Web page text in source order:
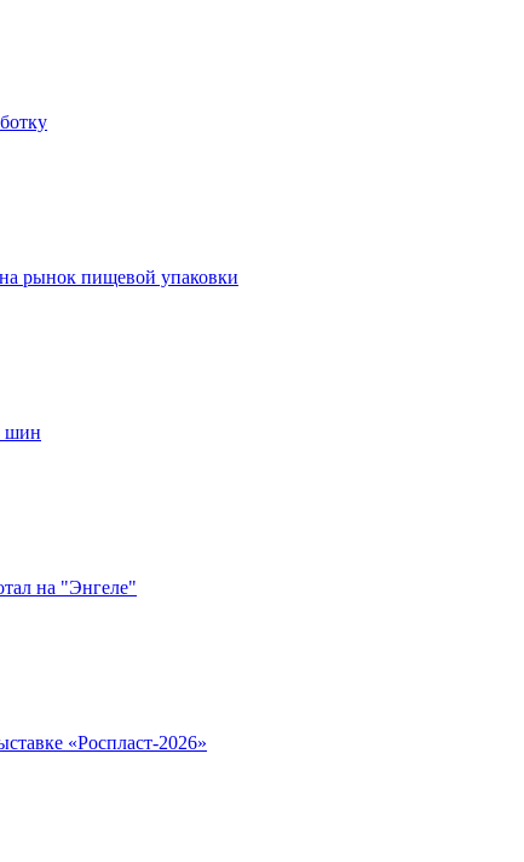
рынок пищевой упаковки
шин
на "Энгеле"
«Роспласт-2026»